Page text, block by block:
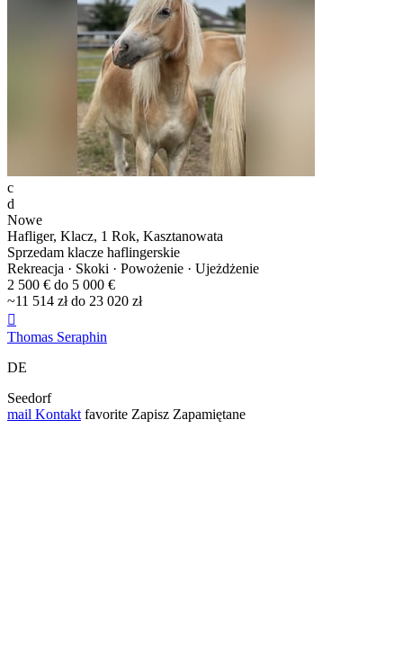
c
d
Nowe
Hafliger, Klacz, 1 Rok, Kasztanowata
Sprzedam klacze haflingerskie
Rekreacja · Skoki · Powożenie · Ujeżdżenie
2 500 € do 5 000 €
~11 514 zł do 23 020 zł

Thomas Seraphin
DE
Seedorf
mail Kontakt favorite Zapisz Zapamiętane